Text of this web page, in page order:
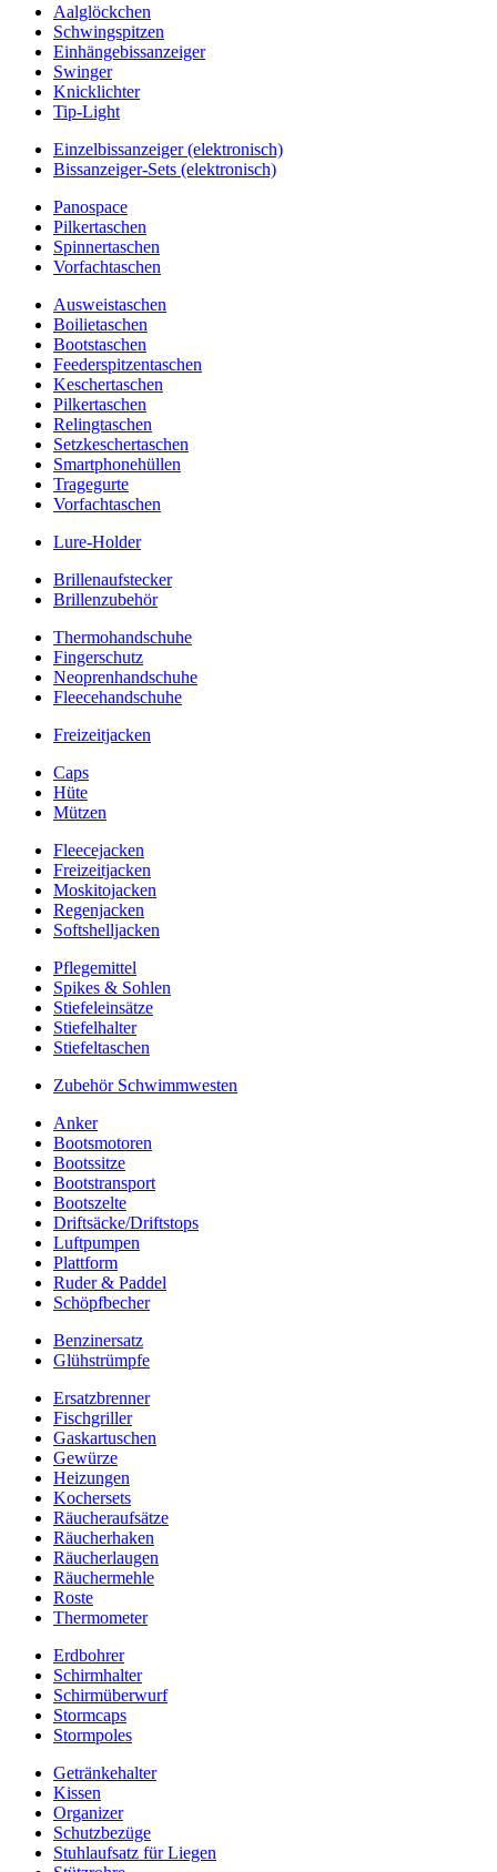
Aalglöckchen
Schwingspitzen
Einhängebissanzeiger
Swinger
Knicklichter
Tip-Light
Einzelbissanzeiger (elektronisch)
Bissanzeiger-Sets (elektronisch)
Panospace
Pilkertaschen
Spinnertaschen
Vorfachtaschen
Ausweistaschen
Boilietaschen
Bootstaschen
Feederspitzentaschen
Keschertaschen
Pilkertaschen
Relingtaschen
Setzkeschertaschen
Smartphonehüllen
Tragegurte
Vorfachtaschen
Lure-Holder
Brillenaufstecker
Brillenzubehör
Thermohandschuhe
Fingerschutz
Neoprenhandschuhe
Fleecehandschuhe
Freizeitjacken
Caps
Hüte
Mützen
Fleecejacken
Freizeitjacken
Moskitojacken
Regenjacken
Softshelljacken
Pflegemittel
Spikes & Sohlen
Stiefeleinsätze
Stiefelhalter
Stiefeltaschen
Zubehör Schwimmwesten
Anker
Bootsmotoren
Bootssitze
Bootstransport
Bootszelte
Driftsäcke/Driftstops
Luftpumpen
Plattform
Ruder & Paddel
Schöpfbecher
Benzinersatz
Glühstrümpfe
Ersatzbrenner
Fischgriller
Gaskartuschen
Gewürze
Heizungen
Kochersets
Räucheraufsätze
Räucherhaken
Räucherlaugen
Räuchermehle
Roste
Thermometer
Erdbohrer
Schirmhalter
Schirmüberwurf
Stormcaps
Stormpoles
Getränkehalter
Kissen
Organizer
Schutzbezüge
Stuhlaufsatz für Liegen